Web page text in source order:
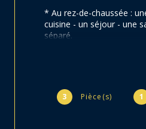
3 Pièce(s) 1
* Au rez-de-chaussée :
cuisine - un séjour - une
séparé.
* Annexes : cave -